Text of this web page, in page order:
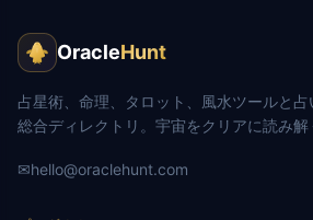
OracleHunt
占星術、命理、タロット、風水ツールと占
総合ディレクトリ。宇宙をクリアに読み解
✉hello@oraclehunt.com